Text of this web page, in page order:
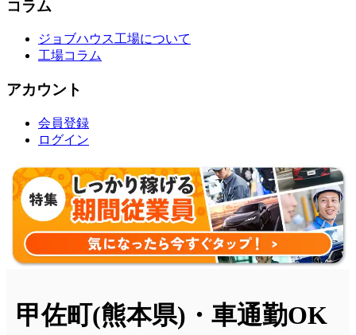
コラム
ジョブハウス工場について
工場コラム
アカウント
会員登録
ログイン
甲佐町(熊本県)・車通勤OK